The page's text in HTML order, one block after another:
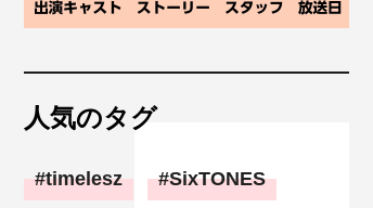
人気のタグ
timelesz SixTONES